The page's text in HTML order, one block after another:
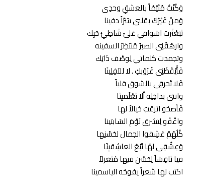
وَكُنْتُ مُتَيَّمْاً بالعشقِ وحدِى
وَمنْ غَيْرُكَ بقلبى سَرَّاً دفينا
تَبَعْثَرت اشواقي عَلىَ شَاطِئِ حُبِك
وارهَقَنِى الصبرُ مُنتظِرَ السفينه
وتجمدت كلماتي لِوصْف ذَاتِك
فَأَيْقَظَنِى غُرُوُبكِ . لا للآفِلِينَا
فَلا تَحرقِى بالشوق قلباً
وانتى بداخِلِه ألا تَعْلَميِنَا
فَأصحُو اترقبُ خيالاً لها
واغْفُو لِتشرق نَوْمَ السَابتينا
كُلُهُمْ عَشِقوا الجمال لحُسْنِها
وَعِشُقِى لهَّا نَبْعُ العاشِقيِنَا
فيا نَاقِشاً لِحُسْن فيها مُتَغزلاً
اكتب لها شعراً يفوحُه الياسمينا